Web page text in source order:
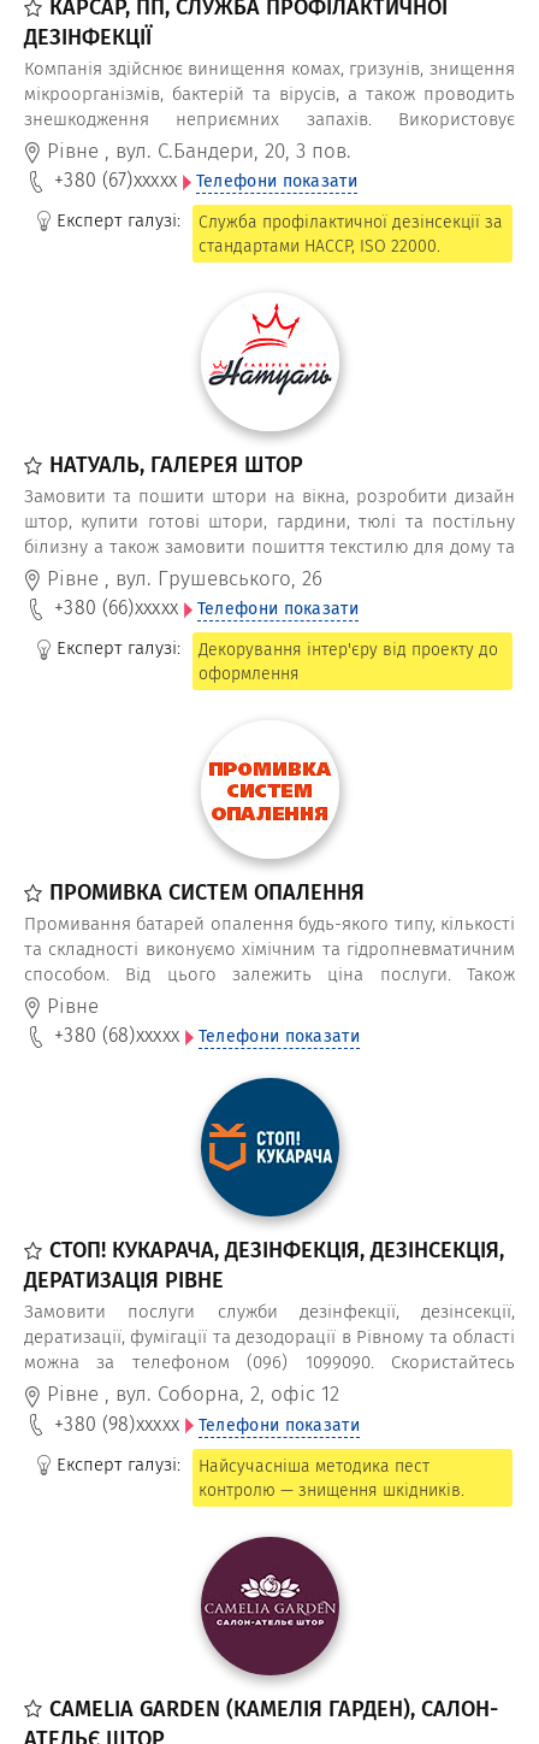
КАРСАР, ПП, СЛУЖБА ПРОФІЛАКТИЧНОЇ
ДЕЗІНФЕКЦІЇ
Компанія здійснює винищення комах, гризунів, знищення
мікроорганізмів, бактерій та вірусів, а також проводить
знешкодження неприємних запахів. Використовує
спеціальне обладнання та високоякісні препарати.
Рівне , вул. С.Бандери, 20, 3 пов.
+380 (67)xxxxx Телефони показати
Експерт галузі:
Служба профілактичної дезінсекції за
стандартами НАССР, ISO 22000.
НАТУАЛЬ, ГАЛЕРЕЯ ШТОР
Замовити та пошити штори на вікна, розробити дизайн
штор, купити готові штори, гардини, тюлі та постільну
білизну а також замовити пошиття текстилю для дому та
готелю, ресторану або кафе можна в галереї штор
Натуаль.
Рівне , вул. Грушевського, 26
+380 (66)xxxxx Телефони показати
Експерт галузі:
Декорування інтер'єру від проекту до
оформлення
ПРОМИВКА СИСТЕМ ОПАЛЕННЯ
Промивання батарей опалення будь-якого типу, кількості
та складності виконуємо хімічним та гідропневматичним
способом. Від цього залежить ціна послуги. Також
промити від накипу можемо котел (теплообмінник),
труби та радіатори опалення.
Рівне
+380 (68)xxxxx Телефони показати
СТОП! КУКАРАЧА, ДЕЗІНФЕКЦІЯ, ДЕЗІНСЕКЦІЯ,
ДЕРАТИЗАЦІЯ РІВНЕ
Замовити послуги служби дезінфекції, дезінсекції,
дератизації, фумігації та дезодорації в Рівному та області
можна за телефоном (096) 1099090. Скористайтесь
вигідними умовами співпраці з ОСББ, виробничими і
державними установами, закладами харчування.
Рівне , вул. Соборна, 2, офіс 12
+380 (98)xxxxx Телефони показати
Експерт галузі:
Найсучасніша методика пест
контролю — знищення шкідників.
CAMELIA GARDEN (КАМЕЛІЯ ГАРДЕН), САЛОН-